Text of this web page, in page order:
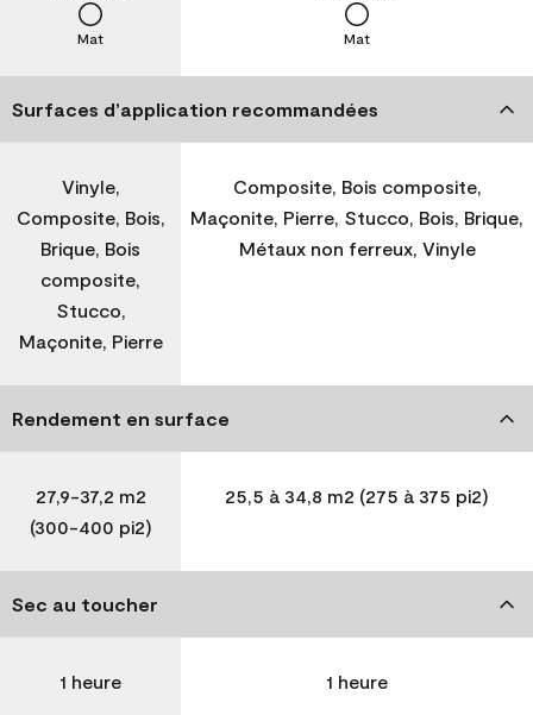
Mat Mat
Surfaces d’application recommandées
Vinyle,
Composite, Bois,
Brique, Bois
composite,
Stucco,
Maçonite, Pierre
Composite, Bois composite,
Maçonite, Pierre, Stucco, Bois, Brique,
Métaux non ferreux, Vinyle
Rendement en surface
27,9-37,2 m2
(300-400 pi2)
25,5 à 34,8 m2 (275 à 375 pi2)
Sec au toucher
1 heure 1 heure